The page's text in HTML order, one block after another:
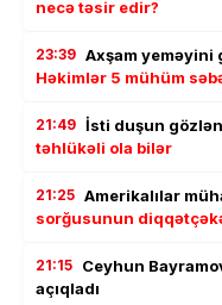
necə təsir edir?
23:39 Axşam yeməyini
Həkimlər 5 mühüm
21:49 İsti duşun
təhlükəli ola bilər
21:25 Amerikalılar
sorğusunun
21:15 Ceyhun
açıqladı